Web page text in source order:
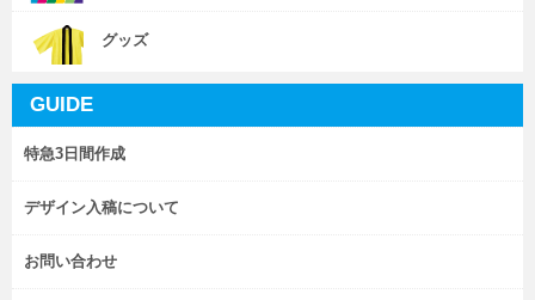
グッズ
GUIDE
特急3日間作成
デザイン入稿について
お問い合わせ